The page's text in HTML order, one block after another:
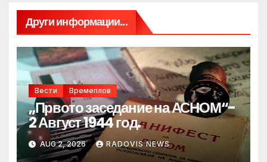
Други информации...
Вести Времеплов
„Првото заседание на АСНОМ“-
2 Август 1944 год.
AUG 2, 2026 RADOVIS NEWS